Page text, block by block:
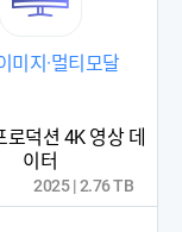
미지·멀티모달
로덕션 4K 영상 데
이터
2025 | 2.76 TB